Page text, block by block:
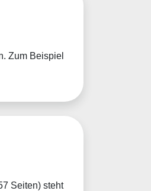
Zum Beispiel
Seiten) steht